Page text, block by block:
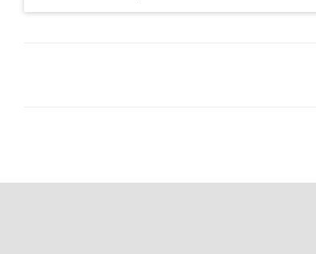
jornada, situació als col·legis
Llobregat. Declaracions del